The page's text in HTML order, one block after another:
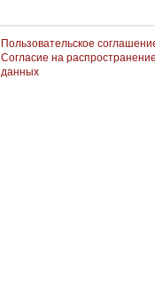
Пользовательское
Согласие на
данных